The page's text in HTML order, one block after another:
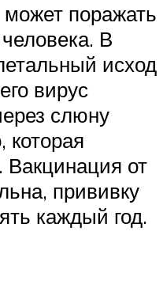
поражать
В
исход
вирус
слюну
которая
Вакцинация от
прививку
каждый год.